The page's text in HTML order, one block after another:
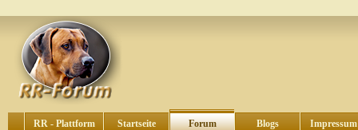
RR - Plattform Startseite Forum Blogs Impressum